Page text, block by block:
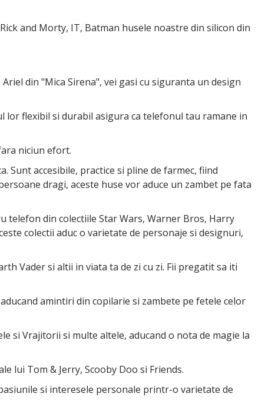
and Morty, IT, Batman husele noastre din silicon din
din "Mica Sirena", vei gasi cu siguranta un design
lor flexibil si durabil asigura ca telefonul tau ramane in
niciun efort.
Sunt accesibile, practice si pline de farmec, fiind
dragi, aceste huse vor aduce un zambet pe fata
telefon din colectiile Star Wars, Warner Bros, Harry
colectii aduc o varietate de personaje si designuri,
Vader si altii in viata ta de zi cu zi. Fii pregatit sa iti
amintiri din copilarie si zambete pe fetele celor
si Vrajitorii si multe altele, aducand o nota de magie la
lui Tom & Jerry, Scooby Doo si Friends.
si interesele personale printr-o varietate de